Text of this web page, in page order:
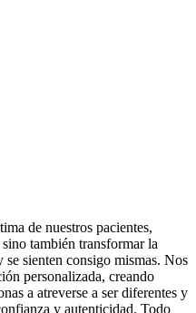
de nuestros pacientes,
también transformar la
se sienten consigo mismas. Nos
personalizada, creando
a atreverse a ser diferentes y
y autenticidad. Todo